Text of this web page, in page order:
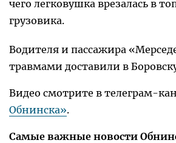
чего легковушка врезалась в
грузовика.
Водителя и пассажира
травмами доставили в
Видео смотрите в телеграм-
Обнинска».
Самые важные новости